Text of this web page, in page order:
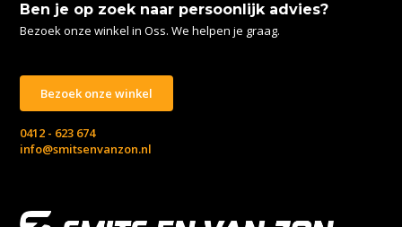
Ben je op zoek naar persoonlijk advies?
Bezoek onze winkel in Oss. We helpen je graag.
Bezoek onze winkel
0412 - 623 674
info@smitsenvanzon.nl